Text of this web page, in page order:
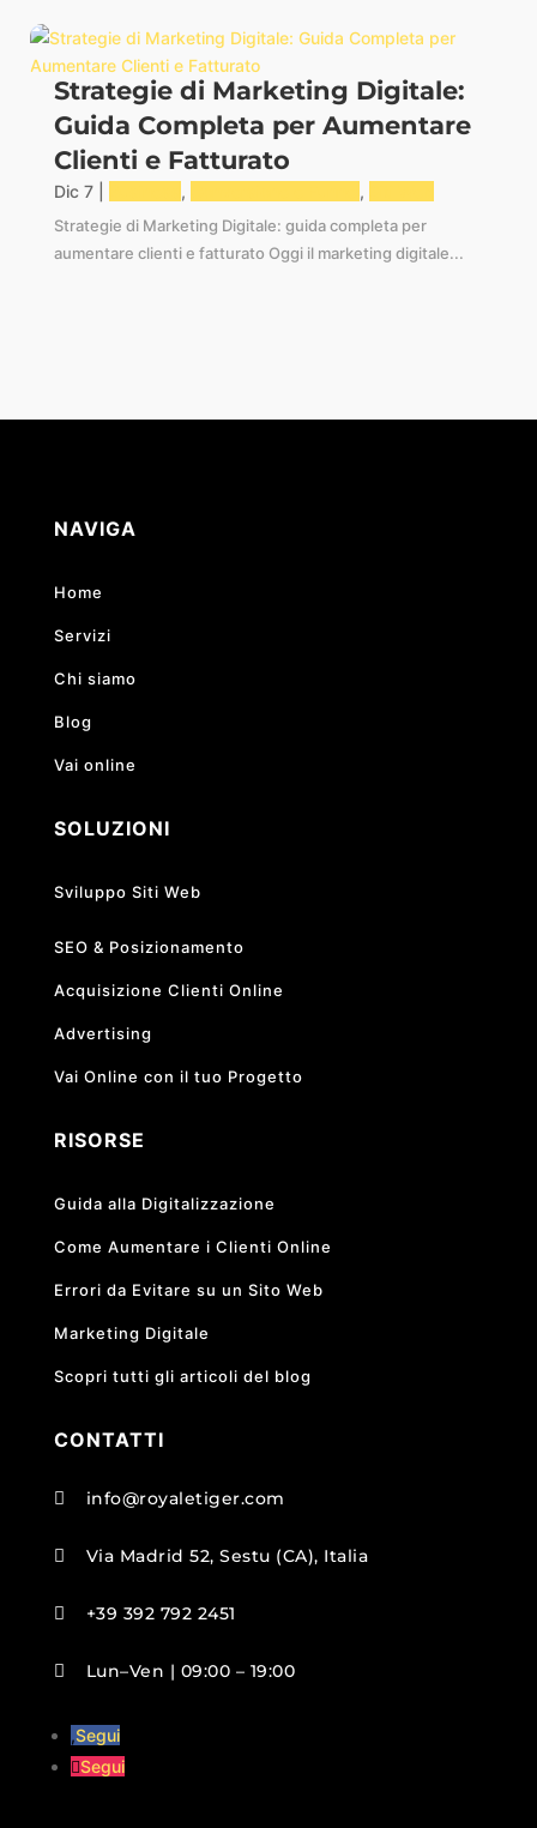
Strategie di Marketing Digitale:
Guida Completa per Aumentare
Clienti e Fatturato
Dic 7| , ,
Strategie di Marketing Digitale: guida completa per
aumentare clienti e fatturato Oggi il marketing digitale...
NAVIGA
Home
Servizi
Chi siamo
Blog
Vai online
SOLUZIONI
Sviluppo Siti Web
SEO & Posizionamento
Acquisizione Clienti Online
Advertising
Vai Online con il tuo Progetto
RISORSE
Guida alla Digitalizzazione
Come Aumentare i Clienti Online
Errori da Evitare su un Sito Web
Marketing Digitale
Scopri tutti gli articoli del blog
CONTATTI
 info@royaletiger.com
 Via Madrid 52, Sestu (CA), Italia
 +39 392 792 2451
 Lun–Ven | 09:00 – 19:00
Segui
Segui